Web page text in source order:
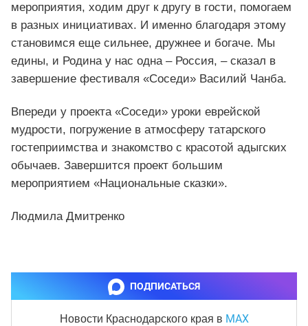
мероприятия, ходим друг к другу в гости, помогаем
в разных инициативах. И именно благодаря этому
становимся еще сильнее, дружнее и богаче. Мы
едины, и Родина у нас одна – Россия, – сказал в
завершение фестиваля «Соседи» Василий Чанба.
Впереди у проекта «Соседи» уроки еврейской
мудрости, погружение в атмосферу татарского
гостеприимства и знакомство с красотой адыгских
обычаев. Завершится проект большим
мероприятием «Национальные сказки».
Людмила Дмитренко
ПОДПИСАТЬСЯ
Новости Краснодарского края в MAX